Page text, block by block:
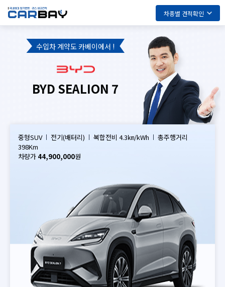
차종별 견적확인
수입차 계약도 카베이에서 !
BYD SEALION 7
중형SUV 전기(배터리) 복합전비 4.3㎞/kWh
총주행거리
398Km
차량가 44,900,000원